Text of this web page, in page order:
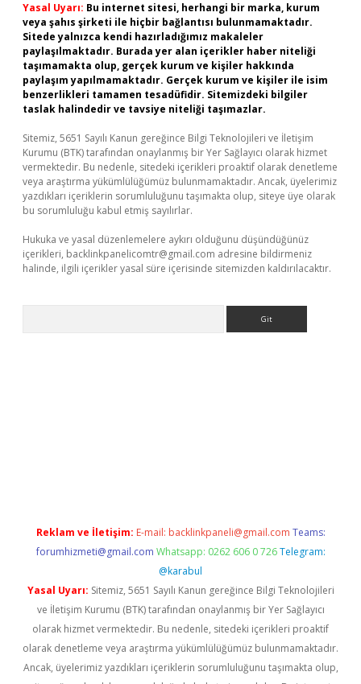
Yasal Uyarı: Bu internet sitesi, herhangi bir marka, kurum
veya şahıs şirketi ile hiçbir bağlantısı bulunmamaktadır.
Sitede yalnızca kendi hazırladığımız makaleler
paylaşılmaktadır. Burada yer alan içerikler haber niteliği
taşımamakta olup, gerçek kurum ve kişiler hakkında
paylaşım yapılmamaktadır. Gerçek kurum ve kişiler ile isim
benzerlikleri tamamen tesadüfidir. Sitemizdeki bilgiler
taslak halindedir ve tavsiye niteliği taşımazlar.
Sitemiz, 5651 Sayılı Kanun gereğince Bilgi Teknolojileri ve İletişim
Kurumu (BTK) tarafından onaylanmış bir Yer Sağlayıcı olarak hizmet
vermektedir. Bu nedenle, sitedeki içerikleri proaktif olarak denetleme
veya araştırma yükümlülüğümüz bulunmamaktadır. Ancak, üyelerimiz
yazdıkları içeriklerin sorumluluğunu taşımakta olup, siteye üye olarak
bu sorumluluğu kabul etmiş sayılırlar.
Hukuka ve yasal düzenlemelere aykırı olduğunu düşündüğünüz
içerikleri, backlinkpanelicomtr@gmail.com adresine bildirmeniz
halinde, ilgili içerikler yasal süre içerisinde sitemizden kaldırılacaktır.
Reklam ve İletişim: E-mail: backlinkpaneli@gmail.com Teams:
forumhizmeti@gmail.com Whatsapp: 0262 606 0 726 Telegram:
@karabul
Yasal Uyarı: Sitemiz, 5651 Sayılı Kanun gereğince Bilgi Teknolojileri
ve İletişim Kurumu (BTK) tarafından onaylanmış bir Yer Sağlayıcı
olarak hizmet vermektedir. Bu nedenle, sitedeki içerikleri proaktif
olarak denetleme veya araştırma yükümlülüğümüz bulunmamaktadır.
Ancak, üyelerimiz yazdıkları içeriklerin sorumluluğunu taşımakta olup,